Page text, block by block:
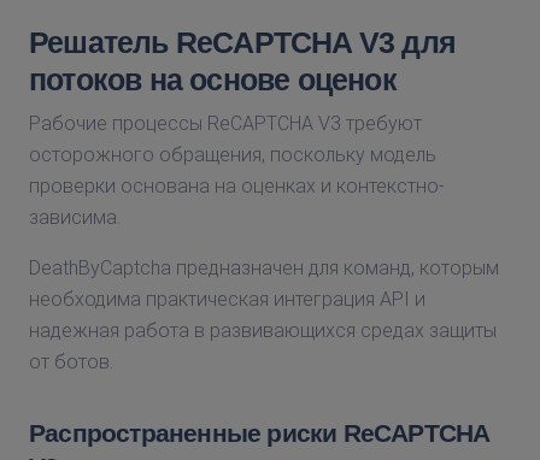
Решатель ReCAPTCHA V3 для
потоков на основе оценок
Рабочие процессы ReCAPTCHA V3 требуют
осторожного обращения, поскольку модель
проверки основана на оценках и контекстно-
зависима.
DeathByCaptcha предназначен для команд, которым
необходима практическая интеграция API и
надежная работа в развивающихся средах защиты
от ботов.
Распространенные риски ReCAPTCHA